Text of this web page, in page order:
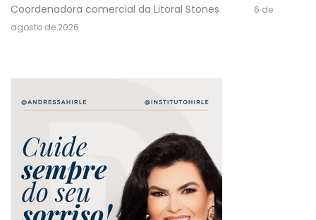
Coordenadora comercial da Litoral Stones
6 de
agosto de 2026